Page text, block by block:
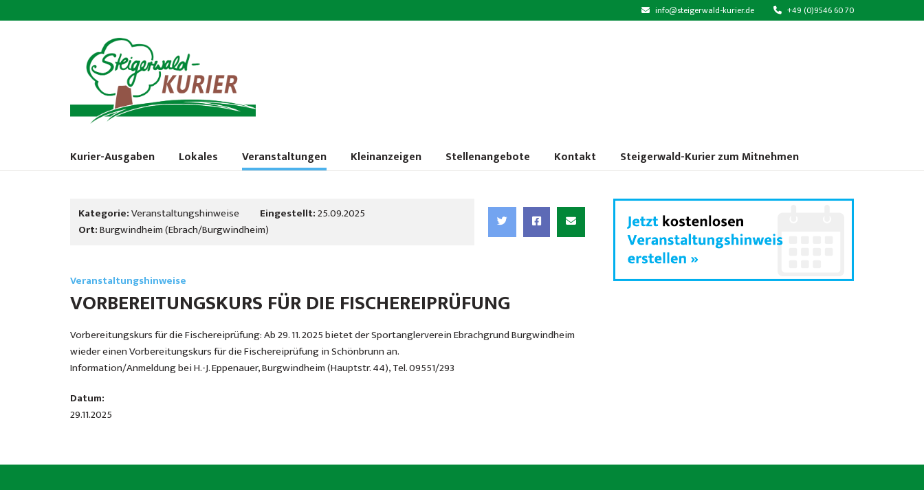
info@steigerwald-kurier.de +49 (0)9546 60 70
Kurier-Ausgaben Lokales Veranstaltungen Kleinanzeigen Stellenangebote Kontakt Steigerwald-Kurier zum Mitnehmen
Kategorie:Veranstaltungshinweise Eingestellt:25.09.2025
Ort:Burgwindheim (Ebrach/Burgwindheim)
Veranstaltungshinweise
VORBEREITUNGSKURS FÜR DIE FISCHEREIPRÜFUNG
Vorbereitungskurs für die Fischereiprüfung: Ab 29. 11. 2025 bietet der Sportanglerverein Ebrachgrund Burgwindheim
wieder einen Vorbereitungskurs für die Fischereiprüfung in Schönbrunn an.
Information/Anmeldung bei H.-J. Eppenauer, Burgwindheim (Hauptstr. 44), Tel. 09551/293
Datum:
29.11.2025